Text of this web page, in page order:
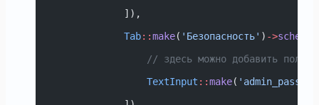
            ]),
Tab::make( 'Безопасность' ) ->schema
// здесь можно добавить поля
TextInput ::make(